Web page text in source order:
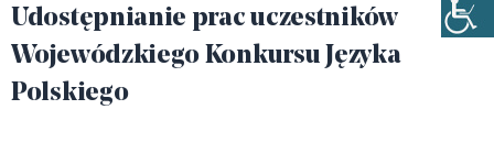
Udostępnianie prac uczestników
Wojewódzkiego Konkursu Języka
Polskiego